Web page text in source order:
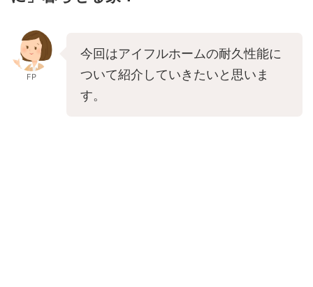
FP
今回はアイフルホームの耐久性能に
ついて紹介していきたいと思いま
す。